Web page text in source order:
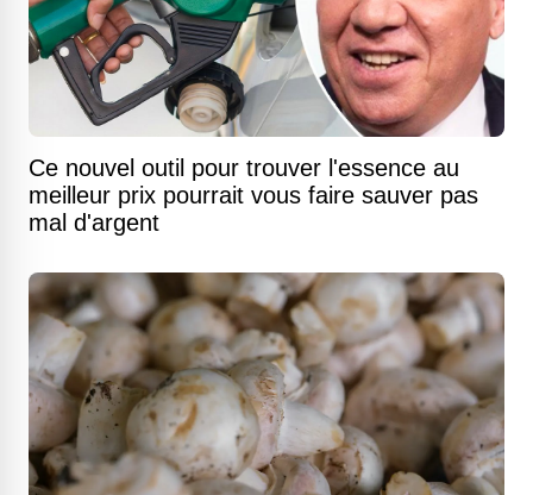
Ce nouvel outil pour trouver l'essence au
meilleur prix pourrait vous faire sauver pas
mal d'argent